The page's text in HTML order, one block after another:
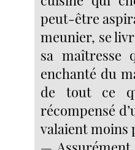
peut-être
meunier, se
sa maîtresse
enchanté du
de tout ce
récompensé
valaient moins